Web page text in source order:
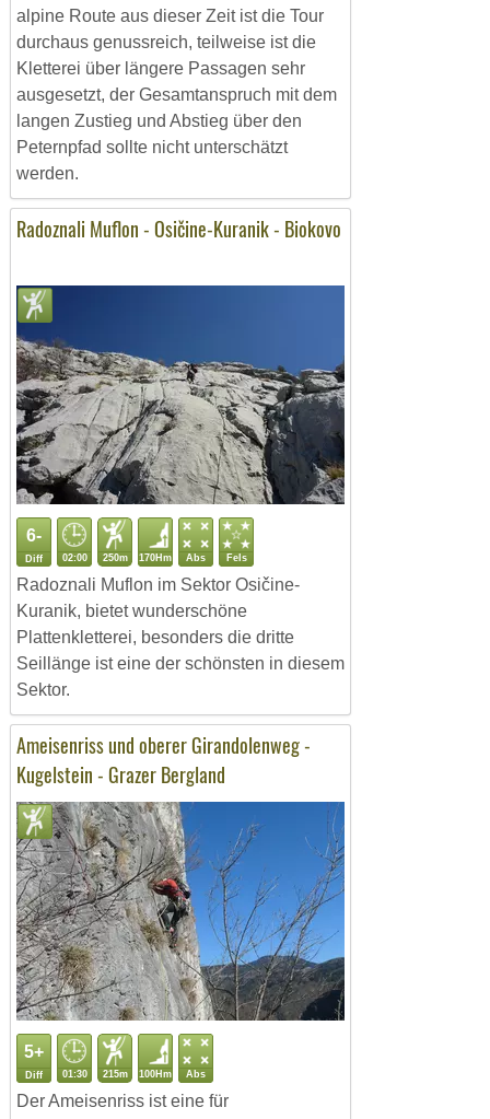
alpine Route aus dieser Zeit ist die Tour
durchaus genussreich, teilweise ist die
Kletterei über längere Passagen sehr
ausgesetzt, der Gesamtanspruch mit dem
langen Zustieg und Abstieg über den
Peternpfad sollte nicht unterschätzt
werden.
Radoznali Muflon - Osičine-Kuranik - Biokovo
6-
Diff 02:00 250m 170Hm Abs Fels
Radoznali Muflon im Sektor Osičine-
Kuranik, bietet wunderschöne
Plattenkletterei, besonders die dritte
Seillänge ist eine der schönsten in diesem
Sektor.
Ameisenriss und oberer Girandolenweg -
Kugelstein - Grazer Bergland
5+
Diff 01:30 215m 100Hm Abs
Der Ameisenriss ist eine für